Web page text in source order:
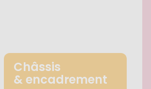
Châssis
& encadrement